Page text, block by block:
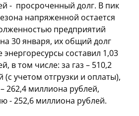
- просроченный долг. В пик
напряженной остается
предприятий
30 января, их общий долг
составил 1,03
в том числе: за газ – 510,2
учетом отгрузки и оплаты),
262,4 миллиона рублей,
- 252,6 миллиона рублей.